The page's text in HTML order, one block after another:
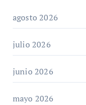
agosto 2026
julio 2026
junio 2026
mayo 2026